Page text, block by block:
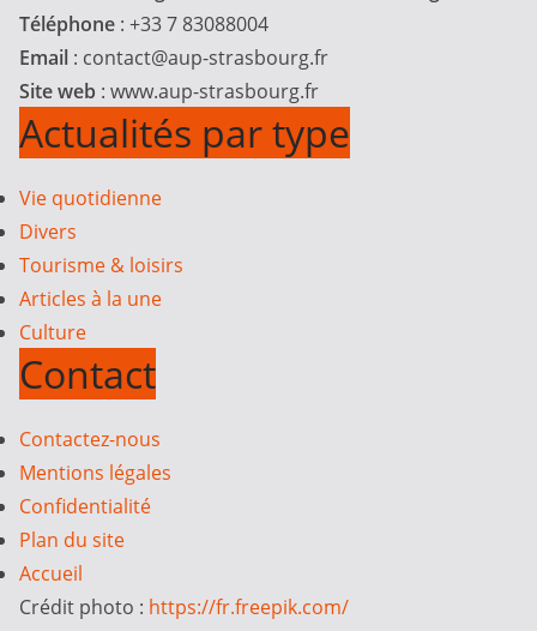
Téléphone : +33 7 83088004
Email : contact@aup-strasbourg.fr
Site web : www.aup-strasbourg.fr
Actualités par type
Vie quotidienne
Divers
Tourisme & loisirs
Articles à la une
Culture
Contact
Contactez-nous
Mentions légales
Confidentialité
Plan du site
Accueil
Crédit photo : https://fr.freepik.com/